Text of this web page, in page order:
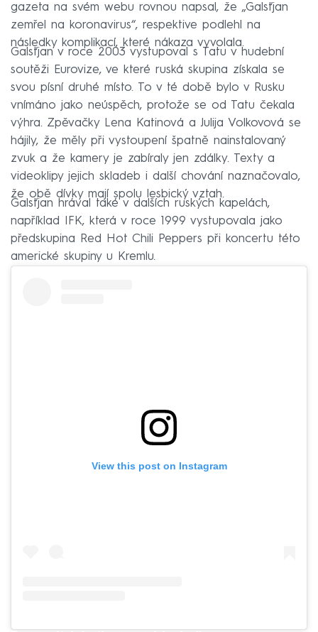
gazeta na svém webu rovnou napsal, že „Galsťjan
zemřel na koronavirus“, respektive podlehl na
následky komplikací, které nákaza vyvolala.
Galsťjan v roce 2003 vystupoval s Tatu v hudební
soutěži Eurovize, ve které ruská skupina získala se
svou písní druhé místo. To v té době bylo v Rusku
vnímáno jako neúspěch, protože se od Tatu čekala
výhra. Zpěvačky Lena Katinová a Julija Volkovová se
hájily, že měly při vystoupení špatně nainstalovaný
zvuk a že kamery je zabíraly jen zdálky. Texty a
videoklipy jejich skladeb i další chování naznačovalo,
že obě dívky mají spolu lesbický vztah.
Galsťjan hrával také v dalších ruských kapelách,
například IFK, která v roce 1999 vystupovala jako
předskupina Red Hot Chili Peppers při koncertu této
americké skupiny u Kremlu.
View this post on Instagram